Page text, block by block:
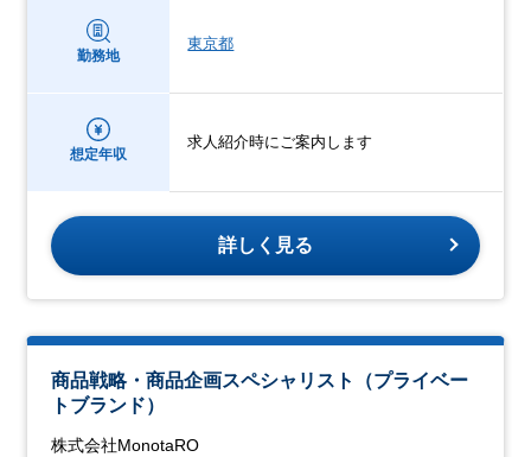
勤務地
東京都
想定年収
求人紹介時にご案内します
詳しく見る
商品戦略・商品企画スペシャリスト（プライベー
トブランド）
株式会社MonotaRO